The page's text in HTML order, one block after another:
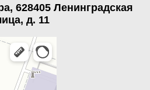
628405 Ленинградская
д. 11